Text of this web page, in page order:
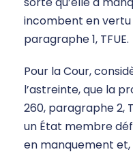
incombent en vertu
paragraphe 1, TFUE.
Pour la Cour,
l’astreinte, que la
260, paragraphe 2,
un État membre
en manquement